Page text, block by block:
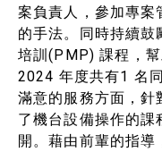
案負責人，參加專案
的手法。同時持續鼓
培訓(PMP) 課程，
2024 年度共有1 名
滿意的服務方面，針
了機台設備操作的
開。藉由前輩的指導